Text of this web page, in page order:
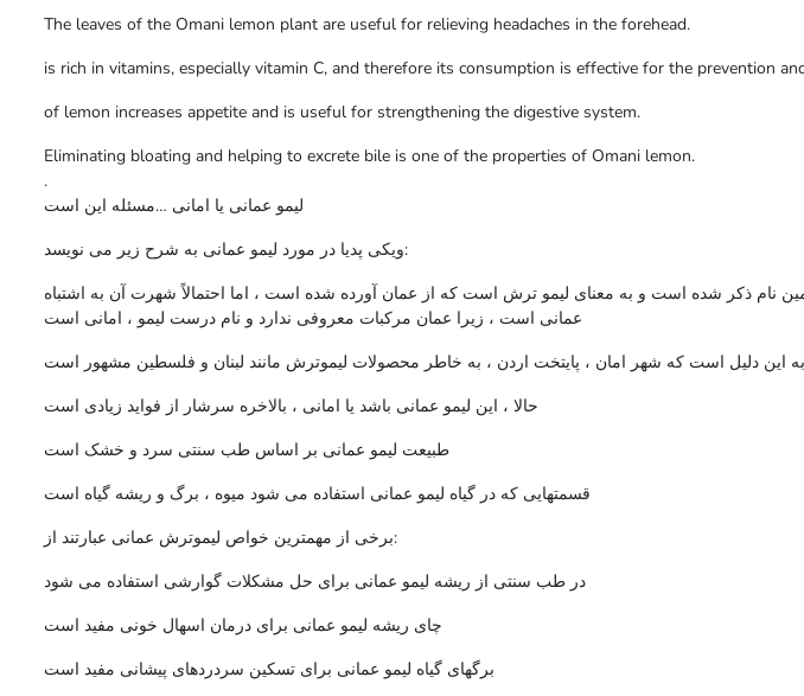
The leaves of the Omani lemon plant are useful for relieving headaches in the forehead.
is rich in vitamins, especially vitamin C, and therefore its consumption is effective for the prevention
of lemon increases appetite and is useful for strengthening the digestive system.
Eliminating bloating and helping to excrete bile is one of the properties of Omani lemon.
.
لیمو عمانی یا امانی …مسئله این است
ویکی پدیا در مورد لیمو عمانی به شرح زیر می نویسد:
نام ذکر شده است و به معنای لیمو ترش است که از عمان آورده شده است ، اما احتمالاً شهرت آن به اشتباه
عمانی است ، زیرا عمان مرکبات معروفی ندارد و نام درست لیمو ، امانی است
این دلیل است که شهر امان ، پایتخت اردن ، به خاطر محصولات لیموترش مانند لبنان و فلسطین مشهور است
حالا ، این لیمو عمانی باشد یا امانی ، بالاخره سرشار از فواید زیادی است
طبیعت لیمو عمانی بر اساس طب سنتی سرد و خشک است
قسمتهایی که در گیاه لیمو عمانی استفاده می شود میوه ، برگ و ریشه گیاه است
برخی از مهمترین خواص لیموترش عمانی عبارتند از:
در طب سنتی از ریشه لیمو عمانی برای حل مشکلات گوارشی استفاده می شود
چای ریشه لیمو عمانی برای درمان اسهال خونی مفید است
برگهای گیاه لیمو عمانی برای تسکین سردردهای پیشانی مفید است